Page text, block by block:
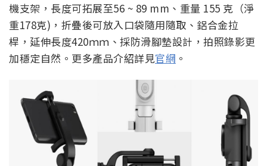
機支架，長度可拓展至56 ~ 89 mm、重量 155 克（淨
重178克)，折疊後可放入口袋隨用隨取、鋁合金拉
桿，延伸長度420ｍｍ、採防滑腳墊設計，拍照錄影更
加穩定自然。更多產品介紹詳見官網 。